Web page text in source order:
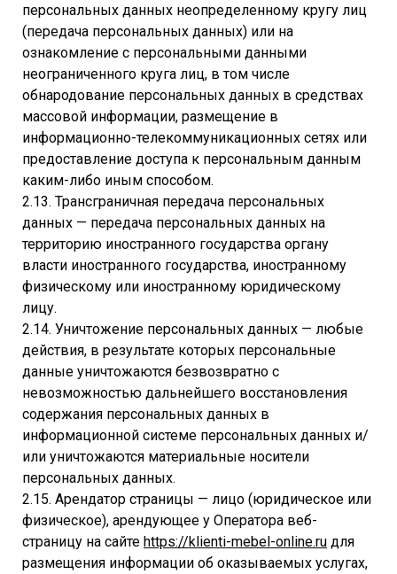
персональных данных неопределенному кругу лиц
(передача персональных данных) или на
ознакомление с персональными данными
неограниченного круга лиц, в том числе
обнародование персональных данных в средствах
массовой информации, размещение в
информационно-телекоммуникационных сетях или
предоставление доступа к персональным данным
каким-либо иным способом.
2.13. Трансграничная передача персональных
данных — передача персональных данных на
территорию иностранного государства органу
власти иностранного государства, иностранному
физическому или иностранному юридическому
лицу.
2.14. Уничтожение персональных данных — любые
действия, в результате которых персональные
данные уничтожаются безвозвратно с
невозможностью дальнейшего восстановления
содержания персональных данных в
информационной системе персональных данных и/
или уничтожаются материальные носители
персональных данных.
2.15. Арендатор страницы — лицо (юридическое или
физическое), арендующее у Оператора веб-
страницу на сайте https://klienti-mebel-online.ru для
размещения информации об оказываемых услугах,